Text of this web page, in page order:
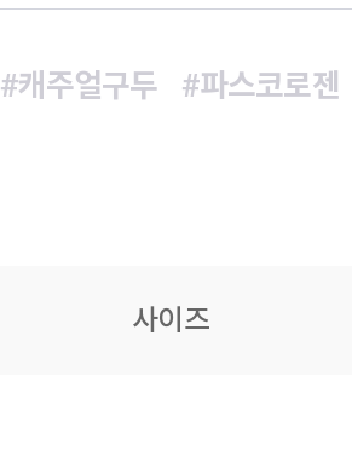
#캐주얼구두
#파스코로젠
사이즈